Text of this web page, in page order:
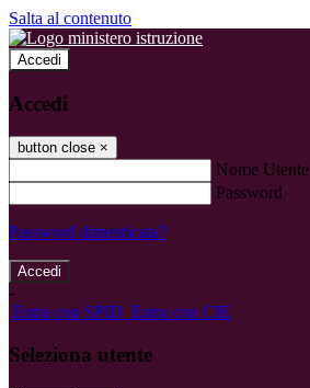
Salta al contenuto
Accedi
Accedi
button close ×
Nome Utente
Password
Password dimenticata?
-
Entra con SPID Entra con CIE
Seleziona utente